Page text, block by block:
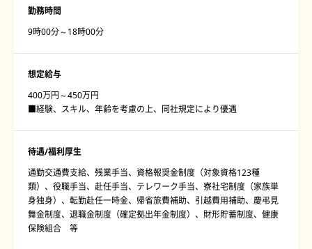
勤務時間
9時00分～18時00分
想定給与
400万円～450万円
■経験、スキル、年齢を考慮の上、同社規定により優遇
待遇/福利厚生
通勤交通費支給、残業手当、資格報奨金制度（対象資格123種
類）、役職手当、赴任手当、テレワーク手当、寮社宅制度（家族単
身独身）、転勤赴任一時金、帰省旅費補助、引越費用補助、慶弔見
舞金制度、退職金制度（確定拠出年金制度）、財形貯蓄制度、健康
保険組合 等